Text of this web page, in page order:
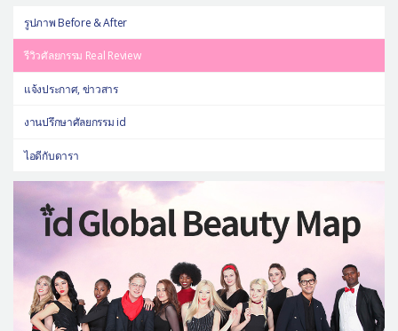
รูปภาพ Before & After
รีวิวศัลยกรรม Real Review
แจ้งประกาศ, ข่าวสาร
งานปรึกษาศัลยกรรม id
ไอดีกับดารา